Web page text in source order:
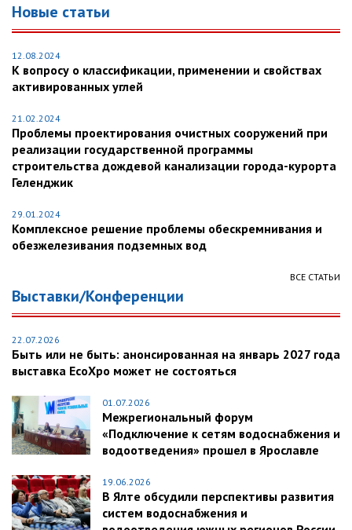
Новые статьи
12.08.2024
К вопросу о классификации, применении и свойствах
активированных углей
21.02.2024
Проблемы проектирования очистных сооружений при
реализации государственной программы
строительства дождевой канализации города-курорта
Геленджик
29.01.2024
Комплексное решение проблемы обескремнивания и
обезжелезивания подземных вод
ВСЕ СТАТЬИ
Выставки/Конференции
22.07.2026
Быть или не быть: анонсированная на январь 2027 года
выставка EcoXpo может не состояться
01.07.2026
Межрегиональный форум
«Подключение к сетям водоснабжения и
водоотведения» прошел в Ярославле
19.06.2026
В Ялте обсудили перспективы развития
систем водоснабжения и